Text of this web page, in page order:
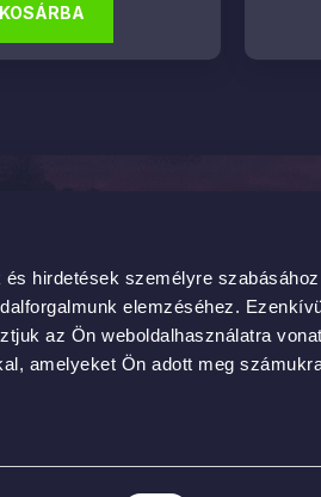
hirdetések személyre
elemzéséhez.
az Ön weboldalhasználatra
amelyeket Ön adott meg
KOSÁRBA
Asbóth Oszkár utca 6.
Polírozás
Eszközök